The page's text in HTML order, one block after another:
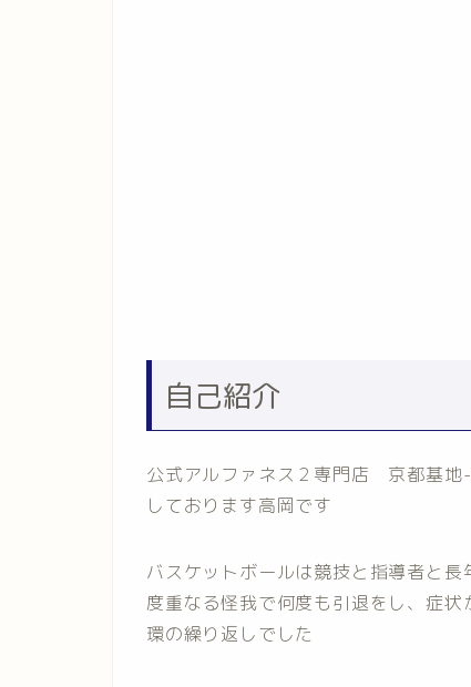
自己紹介
公式アルファネス２専門店 京都基
しております高岡です
バスケットボールは競技と指導者と長
度重なる怪我で何度も引退をし、症
環の繰り返しでした